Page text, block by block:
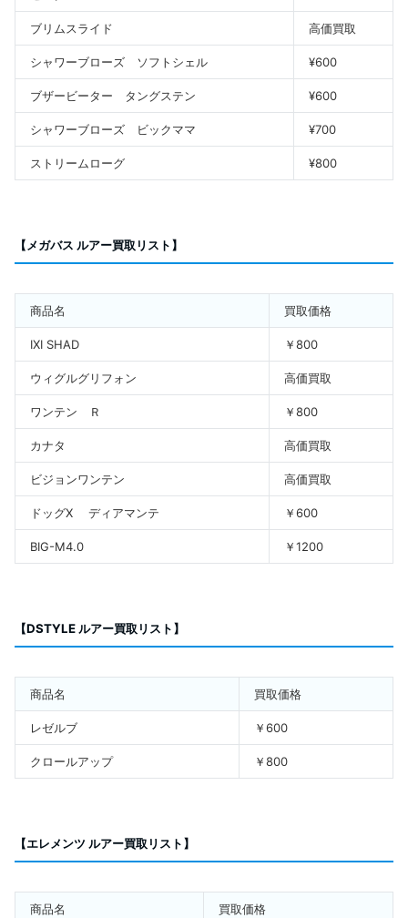
ブリムスライド 高価買取
シャワーブローズ ソフトシェル ¥600
ブザービーター タングステン ¥600
シャワーブローズ ビックママ ¥700
ストリームローグ ¥800
【メガバス ルアー買取リスト】
商品名 買取価格
IXI SHAD ￥800
ウィグルグリフォン 高価買取
ワンテン Ｒ ￥800
カナタ 高価買取
ビジョンワンテン 高価買取
ドッグX ディアマンテ ￥600
BIG-M4.0 ￥1200
【DSTYLE ルアー買取リスト】
商品名 買取価格
レゼルブ ￥600
クロールアップ ￥800
【エレメンツ ルアー買取リスト】
商品名 買取価格